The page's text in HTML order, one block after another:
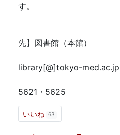
す。
【問い
先】図書館（本館）
メールア
library[@]tokyo-med.ac.jp
内
5621・5625
いいね 63